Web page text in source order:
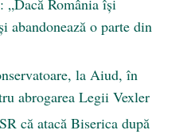
„Dacă România își
abandonează o parte din
la Aiud, în
abrogarea Legii Vexler
că atacă Biserica după